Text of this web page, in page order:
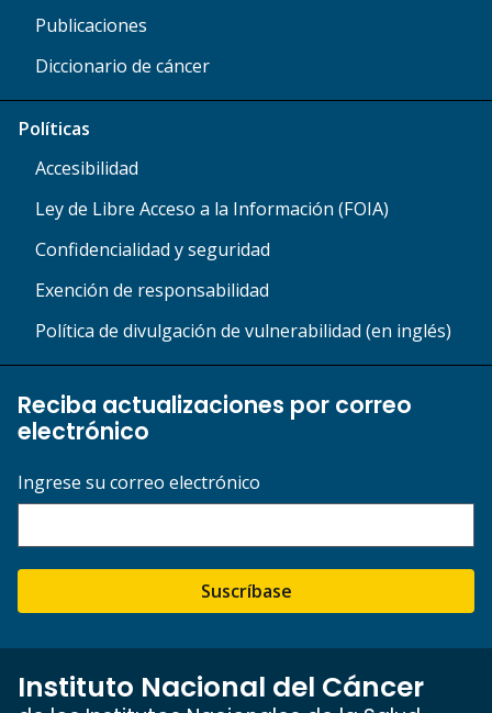
Publicaciones
Diccionario de cáncer
Políticas
Accesibilidad
Ley de Libre Acceso a la Información (FOIA)
Confidencialidad y seguridad
Exención de responsabilidad
Política de divulgación de vulnerabilidad (en inglés)
Reciba actualizaciones por correo
electrónico
Ingrese su correo electrónico
Suscríbase
Instituto Nacional del Cáncer